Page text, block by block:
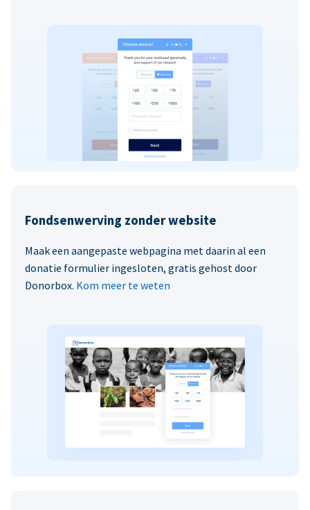
Fondsenwerving zonder website
Maak een aangepaste webpagina met daarin al een
donatie formulier ingesloten, gratis gehost door
Donorbox. Kom meer te weten